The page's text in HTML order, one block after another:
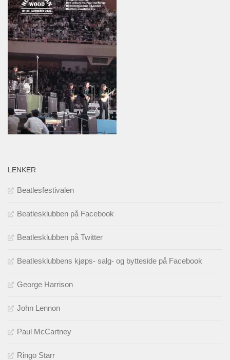
LENKER
Beatlesfestivalen
Beatlesklubben på Facebook
Beatlesklubben på Twitter
Beatlesklubbens kjøps- salg- og bytteside på Facebook
George Harrison
John Lennon
Paul McCartney
Ringo Starr